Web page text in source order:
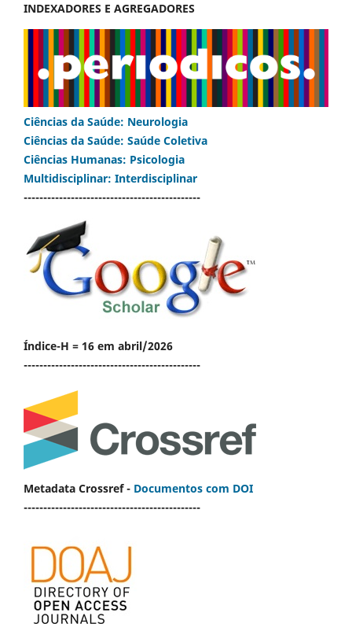
INDEXADORES E AGREGADORES
Ciências da Saúde: Neurologia
Ciências da Saúde: Saúde Coletiva
Ciências Humanas: Psicologia
Multidisciplinar: Interdisciplinar
---------------------------------------------
Índice-H = 16 em abril/2026
---------------------------------------------
Metadata Crossref - Documentos com DOI
---------------------------------------------